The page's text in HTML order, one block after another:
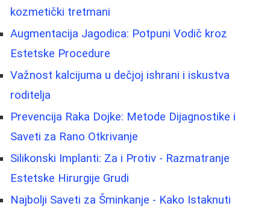
kozmetički tretmani
Augmentacija Jagodica: Potpuni Vodič kroz
Estetske Procedure
Važnost kalcijuma u dečjoj ishrani i iskustva
roditelja
Prevencija Raka Dojke: Metode Dijagnostike i
Saveti za Rano Otkrivanje
Silikonski Implanti: Za i Protiv - Razmatranje
Estetske Hirurgije Grudi
Najbolji Saveti za Šminkanje - Kako Istaknuti